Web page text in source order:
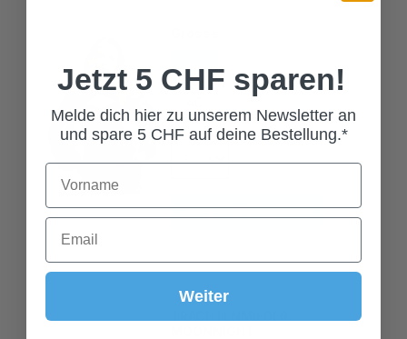
40 42
TRACHTENMIEDER
Jetzt 5 CHF sparen!
Melde dich hier zu unserem Newsletter an
und spare 5 CHF auf deine Bestellung.*
Weiter